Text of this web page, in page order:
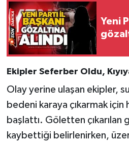
Yeni
Ekipler Seferber Oldu,
Olay yerine ulaşan ekipler,
bedeni karaya çıkarmak için
başlattı. Göletten çıkarılan
kaybettiği belirlenirken,
Kilimli
Kültür - Sanat
Politika
Resmi İlan
Röportaj